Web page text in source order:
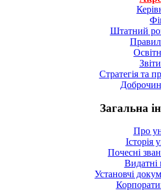
Штатний
Стратегія та
Загальна
Про
Історія
Почесні
Видатні
Установчі